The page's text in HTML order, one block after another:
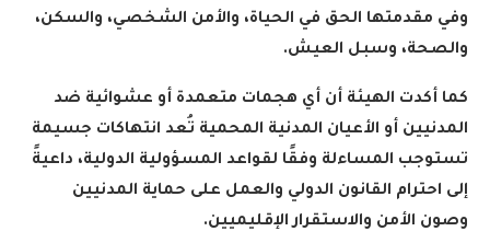
وفي مقدمتها الحق في الحياة، والأمن الشخصي، والسكن،
والصحة، وسبل العيش.
كما أكدت الهيئة أن أي هجمات متعمدة أو عشوائية ضد
المدنيين أو الأعيان المدنية المحمية تُعد انتهاكات جسيمة
تستوجب المساءلة وفقًا لقواعد المسؤولية الدولية، داعيةً
إلى احترام القانون الدولي والعمل على حماية المدنيين
وصون الأمن والاستقرار الإقليميين.